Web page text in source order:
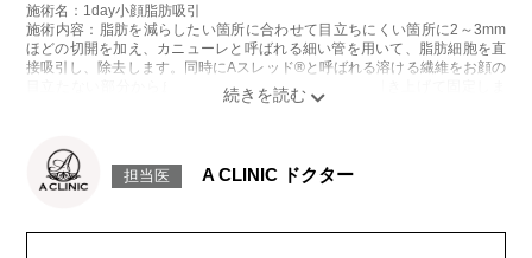
施術名：1day小顔脂肪吸引
施術内容：脂肪を減らしたい箇所に合わせて目立ちにくい箇所に2～3mm
ほどの切開を加え、カニューレと呼ばれる細い管を用いて、脂肪細胞を直
接吸引し、除去します。同時にAスレッド®と呼ばれる溶ける繊維をお顔の
目立たない部分から皮下へ挿入し、皮膚を内側から引き上げて固定しま
感などが術後一時的に生じることがございます。また、稀に貧血、細菌感
染症、左右差、施術箇所の知覚鈍麻、ぼこつき、硬結、瘢痕化、色素沈
顔の脂肪吸引箇所の追加 1ヶ所ごと+162,800円(税込)
担当医 A CLINIC ドクター